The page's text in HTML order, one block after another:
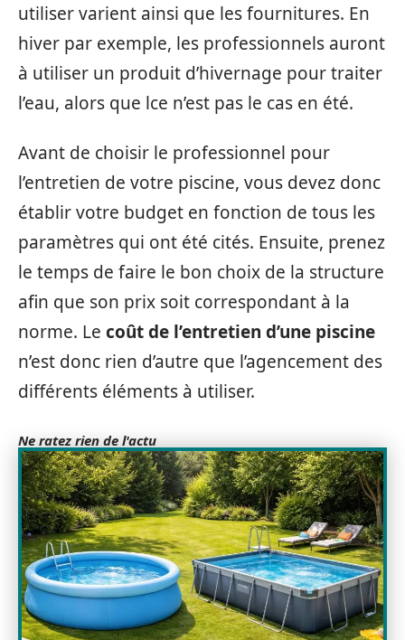
utiliser varient ainsi que les fournitures. En
hiver par exemple, les professionnels auront
à utiliser un produit d’hivernage pour traiter
l’eau, alors que lce n’est pas le cas en été.
Avant de choisir le professionnel pour
l’entretien de votre piscine, vous devez donc
établir votre budget en fonction de tous les
paramètres qui ont été cités. Ensuite, prenez
le temps de faire le bon choix de la structure
afin que son prix soit correspondant à la
norme. Le coût de l’entretien d’une piscine
n’est donc rien d’autre que l’agencement des
différents éléments à utiliser.
Ne ratez rien de l'actu